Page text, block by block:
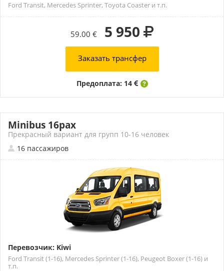
Ford Transit, Mercedes Sprinter, Toyota Coaster и т.п.
59.00 € 5 950
Заказать трансфер
Предоплата: 14
Minibus 16pax
Прекрасный вариант для групп 10-16 человек
16 пассажиров
Перевозчик: Kiwi
Ford Transit (1-16), Mercedes Sprinter (1-16), Peugeot Boxer (1-16) и
т.п.